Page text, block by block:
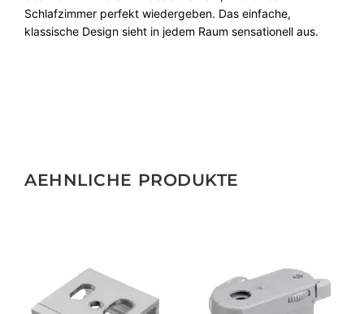
g
e
Schlafzimmer perfektwiedergeben. Das einfache,
klassische Design sieht in jedem Raum sensationellaus.
AEHNLICHE PRODUKTE